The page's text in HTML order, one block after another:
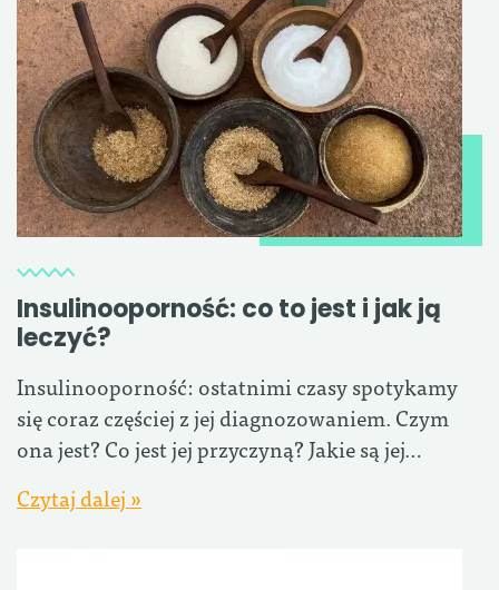
Insulinooporność: co to jest i jak ją
leczyć?
Insulinooporność: ostatnimi czasy spotykamy
się coraz częściej z jej diagnozowaniem. Czym
ona jest? Co jest jej przyczyną? Jakie są jej…
Czytaj dalej »